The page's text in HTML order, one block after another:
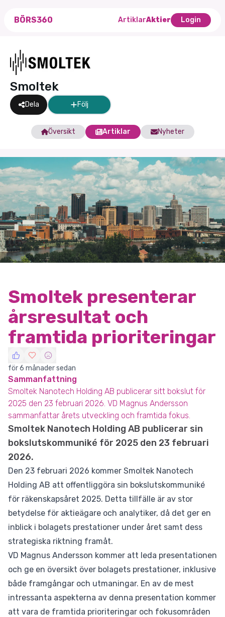
BÖRS360 ArtiklarAktier Login
Smoltek
Dela Följ
Översikt Artiklar Nyheter
Smoltek presenterar
årsresultat och
framtida prioriteringar
för 6 månader sedan
Sammanfattning
Smoltek Nanotech Holding AB publicerar sitt bokslut för
2025 den 23 februari 2026. VD Magnus Andersson
sammanfattar årets utveckling och framtida fokus.
Smoltek Nanotech Holding AB publicerar sin
bokslutskommuniké för 2025 den 23 februari
2026.
Den 23 februari 2026 kommer Smoltek Nanotech
Holding AB att offentliggöra sin bokslutskommuniké
för räkenskapsåret 2025. Detta tillfälle är av stor
betydelse för aktieägare och analytiker, då det ger en
inblick i bolagets prestationer under året samt dess
strategiska riktning framåt.
VD Magnus Andersson kommer att leda presentationen
och ge en översikt över bolagets prestationer, inklusive
både framgångar och utmaningar. En av de mest
intressanta aspekterna av denna presentation kommer
att vara de framtida prioriteringar och fokusområden